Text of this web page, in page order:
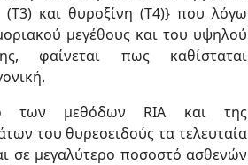
(Τ3) και θυροξίνη (Τ4)} που λόγω
μεγέθους και του υψηλού
φαίνεται πως καθίσταται
των μεθόδων RIA και της
του θυρεοειδούς τα τελευταία
σε μεγαλύτερο ποσοστό ασθενών